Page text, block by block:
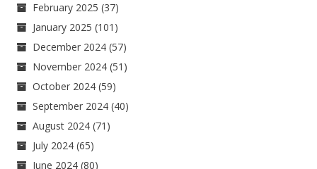
February 2025 (37)
January 2025 (101)
December 2024 (57)
November 2024 (51)
October 2024 (59)
September 2024 (40)
August 2024 (71)
July 2024 (65)
June 2024 (80)